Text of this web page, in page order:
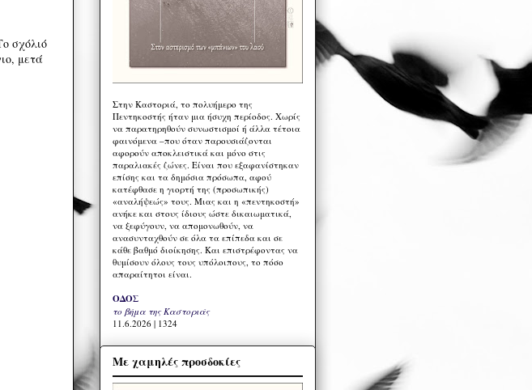
σχόλιό
μετά
Στην Καστοριά, το πολυήμερο της
Πεντηκοστής ήταν μια ήσυχη περίοδος. Χωρίς
να παρατηρηθούν συνωστισμοί ή άλλα τέτοια
φαινόμενα –που όταν παρουσιάζονται
αφορούν αποκλειστικά και μόνο στις
παραλιακές ζώνες. Είναι που εξαφανίστηκαν
επίσης και τα δημόσια πρόσωπα, αφού
κατέφθασε η γιορτή της (προσωπικής)
«αναλήψεώς» τους. Μιας και η «πεντηκοστή»
ανήκε και στους ίδιους ώστε δικαιωματικά,
να ξεφύγουν, να απομονωθούν, να
ανασυνταχθούν σε όλα τα επίπεδα και σε
κάθε βαθμό διοίκησης. Και επιστρέφοντας να
θυμίσουν όλους τους υπόλοιπους, το πόσο
απαραίτητοι είναι.
ΟΔΟΣ
το βήμα της Καστοριάς
11.6.2026 | 1324
Με χαμηλές προσδοκίες